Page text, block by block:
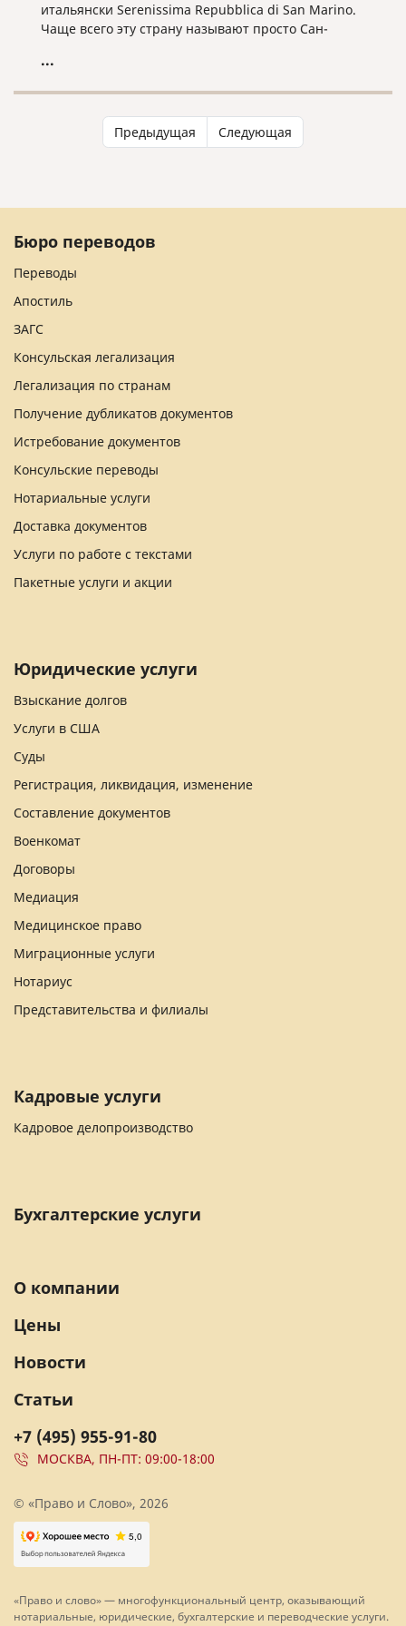
итальянски Serenissima Repubblica di San Marino.
Чаще всего эту страну называют просто Сан-
человек и площадью в 60,57 км², оно считается
...
Предыдущая Следующая
Бюро переводов
Переводы
Апостиль
ЗАГС
Консульская легализация
Легализация по странам
Получение дубликатов документов
Истребование документов
Консульские переводы
Нотариальные услуги
Доставка документов
Услуги по работе с текстами
Пакетные услуги и акции
Юридические услуги
Взыскание долгов
Услуги в США
Суды
Регистрация, ликвидация, изменение
Составление документов
Военкомат
Договоры
Медиация
Медицинское право
Миграционные услуги
Нотариус
Представительства и филиалы
Кадровые услуги
Кадровое делопроизводство
Бухгалтерские услуги
+7 (495) 955-91-80
МОСКВА, ПН-ПТ: 09:00-18:00
О компании
Цены
Новости
Статьи
© «Право и Слово», 2026
«Право и слово» — многофункциональный центр, оказывающий
нотариальные, юридические, бухгалтерские и переводческие услуги.